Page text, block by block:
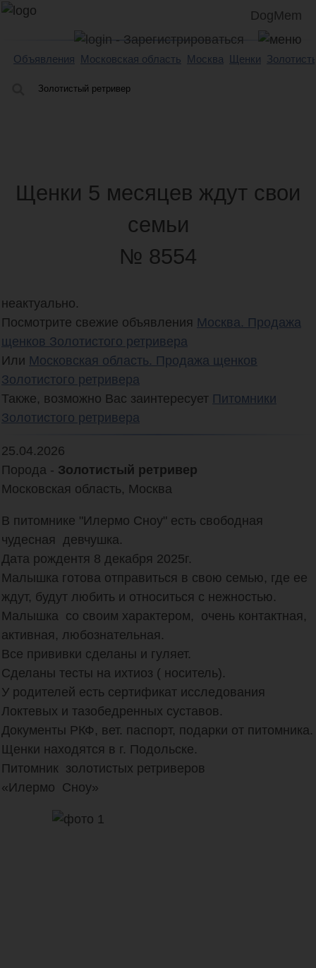
DogMem
Объявления Московская область Москва Щенки
Щенки 5 месяцев ждут свои
семьи
№ 8554
неактуально.
Посмотрите свежие объявления Москва. Продажа
щенков Золотистого ретривера
Или Московская область. Продажа щенков
Золотистого ретривера
Также, возможно Вас заинтересует Питомники
Золотистого ретривера
25.04.2026
Порода - Золотистый ретривер
Московская область, Москва
В питомнике "Илермо Сноу" есть свободная
чудесная  девчушка.
Дата рождентя 8 декабря 2025г.
Малышка готова отправиться в свою семью, где ее
ждут, будут любить и относиться с нежностью.
Малышка  со своим характером,  очень контактная,
активная, любознательная.
Все прививки сделаны и гуляет.
Сделаны тесты на ихтиоз ( носитель).
У родителей есть сертификат исследования
Локтевых и тазобедренных суставов.
Документы РКФ, вет. паспорт, подарки от питомника.
Щенки находятся в г. Подольске.
Питомник  золотистых ретриверов
«Илермо  Сноу»